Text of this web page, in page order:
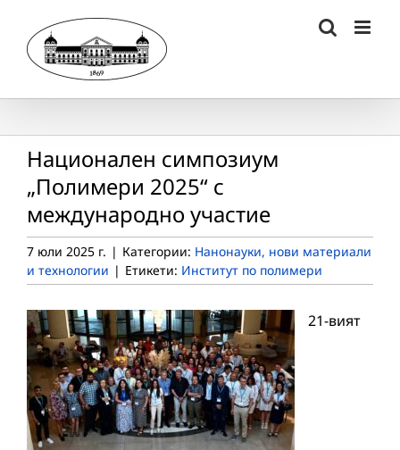
content
Национален симпозиум
„Полимери 2025“ с
международно участие
7 юли 2025 г. | Категории: Нанонауки, нови материали
и технологии | Етикети: Институт по полимери
21-вият